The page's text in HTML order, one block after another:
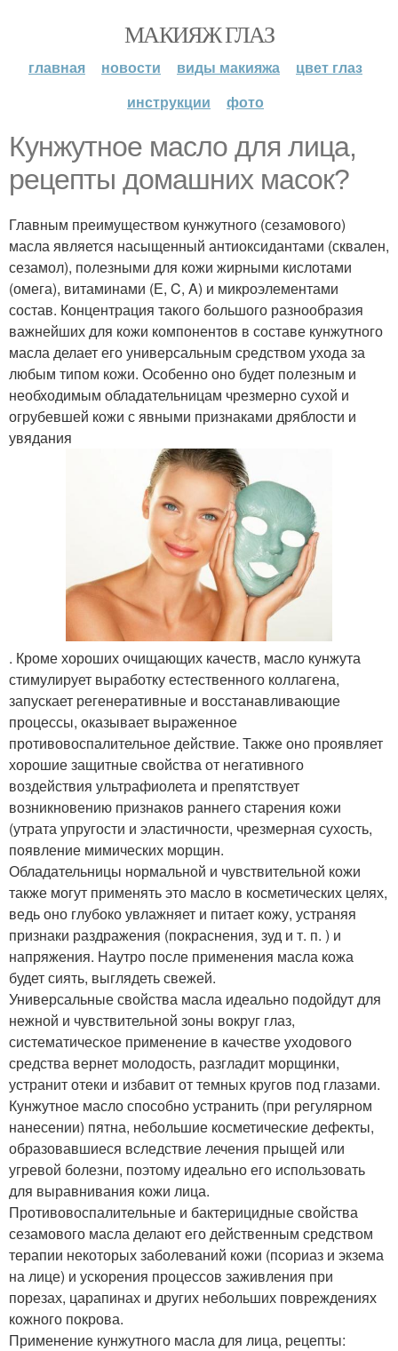
МАКИЯЖ ГЛАЗ
главная новости виды макияжа
цвет глаз
инструкции
фото
Кунжутное масло для лица,
рецепты домашних масок?
Главным преимуществом кунжутного (сезамового)
масла является насыщенный антиоксидантами (сквален,
сезамол), полезными для кожи жирными кислотами
(омега), витаминами (Е, C, A) и микроэлементами
состав. Концентрация такого большого разнообразия
важнейших для кожи компонентов в составе кунжутного
масла делает его универсальным средством ухода за
любым типом кожи. Особенно оно будет полезным и
необходимым обладательницам чрезмерно сухой и
огрубевшей кожи с явными признаками дряблости и
увядания
. Кроме хороших очищающих качеств, масло кунжута
стимулирует выработку естественного коллагена,
запускает регенеративные и восстанавливающие
процессы, оказывает выраженное
противовоспалительное действие. Также оно проявляет
хорошие защитные свойства от негативного
воздействия ультрафиолета и препятствует
возникновению признаков раннего старения кожи
(утрата упругости и эластичности, чрезмерная сухость,
появление мимических морщин.
Обладательницы нормальной и чувствительной кожи
также могут применять это масло в косметических целях,
ведь оно глубоко увлажняет и питает кожу, устраняя
признаки раздражения (покраснения, зуд и т. п. ) и
напряжения. Наутро после применения масла кожа
будет сиять, выглядеть свежей.
Универсальные свойства масла идеально подойдут для
нежной и чувствительной зоны вокруг глаз,
систематическое применение в качестве уходового
средства вернет молодость, разгладит морщинки,
устранит отеки и избавит от темных кругов под глазами.
Кунжутное масло способно устранить (при регулярном
нанесении) пятна, небольшие косметические дефекты,
образовавшиеся вследствие лечения прыщей или
угревой болезни, поэтому идеально его использовать
для выравнивания кожи лица.
Противовоспалительные и бактерицидные свойства
сезамового масла делают его действенным средством
терапии некоторых заболеваний кожи (псориаз и экзема
на лице) и ускорения процессов заживления при
порезах, царапинах и других небольших повреждениях
кожного покрова.
Применение кунжутного масла для лица, рецепты: